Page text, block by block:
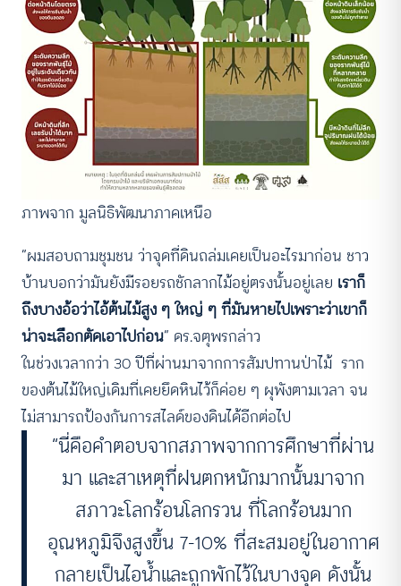
ภาพจาก มูลนิธิพัฒนาภาคเหนือ
“ผมสอบถามชุมชน ว่าจุดที่ดินถล่มเคยเป็นอะไรมาก่อน ชาว
บ้านบอกว่ามันยังมีรอยรถชักลากไม้อยู่ตรงนั้นอยู่เลย เราก็
ถึงบางอ้อว่าไอ้ต้นไม้สูง ๆ ใหญ่ ๆ ที่มันหายไปเพราะว่าเขาก็
น่าจะเลือกตัดเอาไปก่อน” ดร.จตุพรกล่าว
ในช่วงเวลากว่า 30 ปีที่ผ่านมาจากการสัมปทานป่าไม้ ราก
ของต้นไม้ใหญ่เดิมที่เคยยึดหินไว้ก็ค่อย ๆ ผุพังตามเวลา จน
ไม่สามารถป้องกันการสไลด์ของดินได้อีกต่อไป
“นี่คือคำตอบจากสภาพจากการศึกษาที่ผ่าน
มา และสาเหตุที่ฝนตกหนักมากนั้นมาจาก
สภาวะโลกร้อนโลกรวน ที่โลกร้อนมาก
อุณหภูมิจึงสูงขึ้น 7-10% ที่สะสมอยู่ในอากาศ
กลายเป็นไอน้ำและถูกพักไว้ในบางจุด ดังนั้น